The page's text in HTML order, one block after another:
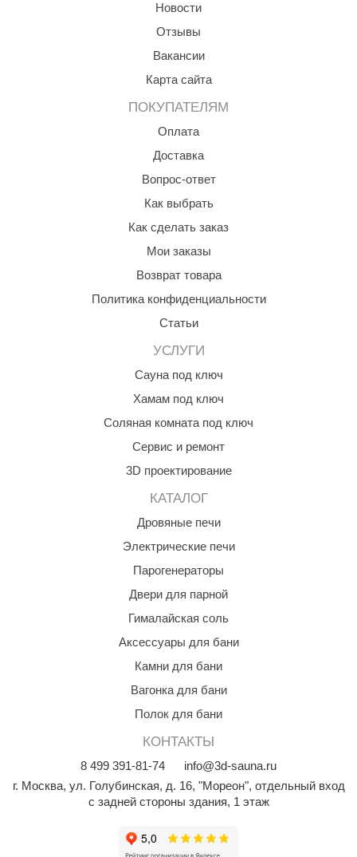
Новости
Отзывы
Вакансии
Карта сайта
ПОКУПАТЕЛЯМ
Оплата
Доставка
Вопрос-ответ
Как выбрать
Как сделать заказ
Мои заказы
Возврат товара
Политика конфиденциальности
Статьи
УСЛУГИ
Сауна под ключ
Хамам под ключ
Соляная комната под ключ
Сервис и ремонт
3D проектирование
КАТАЛОГ
Дровяные печи
Электрические печи
Парогенераторы
Двери для парной
Гималайская соль
Аксессуары для бани
Камни для бани
Вагонка для бани
Полок для бани
КОНТАКТЫ
8 499 391-81-74
info@3d-sauna.ru
г. Москва, ул. Голубинская, д. 16, "Мореон", отдельный вход
с задней стороны здания, 1 этаж